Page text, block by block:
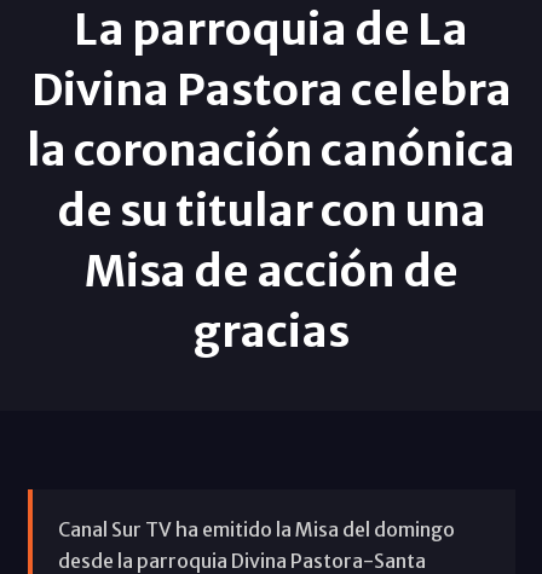
La parroquia de La
Divina Pastora celebra
la coronación canónica
de su titular con una
Misa de acción de
gracias
Canal Sur TV ha emitido la Misa del domingo
desde la parroquia Divina Pastora-Santa